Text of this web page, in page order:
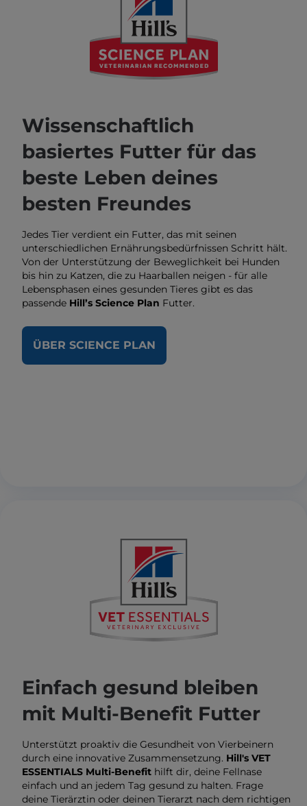
Wissenschaftlich
basiertes Futter für das
beste Leben deines
besten Freundes
Jedes Tier verdient ein Futter, das mit seinen
unterschiedlichen Ernährungsbedürfnissen Schritt hält.
Von der Unterstützung der Beweglichkeit bei Hunden
bis hin zu Katzen, die zu Haarballen neigen - für alle
Lebensphasen eines gesunden Tieres gibt es das
passende Hill’s Science Plan Futter.
ÜBER SCIENCE PLAN
Einfach gesund bleiben
mit Multi-Benefit Futter
Unterstützt proaktiv die Gesundheit von Vierbeinern
durch eine innovative Zusammensetzung. Hill's VET
ESSENTIALS Multi-Benefit hilft dir, deine Fellnase
einfach und an jedem Tag gesund zu halten. Frage
deine Tierärztin oder deinen Tierarzt nach dem richtigen